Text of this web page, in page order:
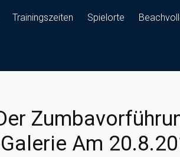
Trainingszeiten Spielorte
Am